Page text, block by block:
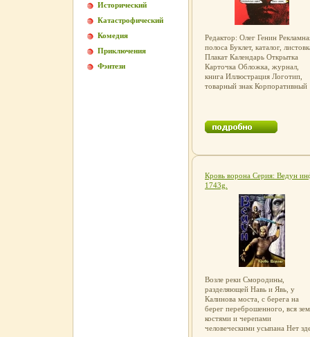
Исторический
Катастрофический
Комедия
Приключения
Фэнтези
Редактор: Олег Генин
полоса Буклет, каталог,
Плакат Календарь Открытка
Карточка Обложка, журнал,
книга Иллюстрация Логотип,
товарный знак Корпоративный
стенд Тв, видео Web-дизайн,
мультимедиа Индекс.
Кровь ворона Серия: Ведун
1743g.
Возле реки Смородины,
разделяющей Навь и Явь, у
Калинова моста, с берега на
берег переброшенного, вся
костями и черепами
человеческими усыпана Нет